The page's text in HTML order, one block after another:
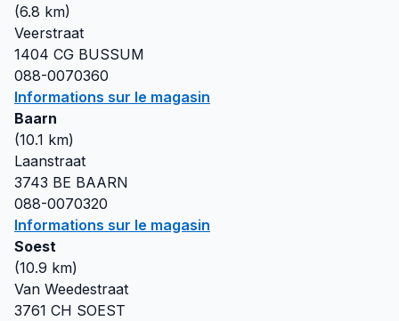
(6.8 km)
Veerstraat
1404 CG BUSSUM
088-0070360
Informations sur le magasin
Baarn
(10.1 km)
Laanstraat
3743 BE BAARN
088-0070320
Informations sur le magasin
Soest
(10.9 km)
Van Weedestraat
3761 CH SOEST